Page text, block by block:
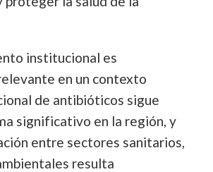
institucional es
en un contexto
de antibióticos sigue
significativo en la región, y
entre sectores sanitarios,
resulta